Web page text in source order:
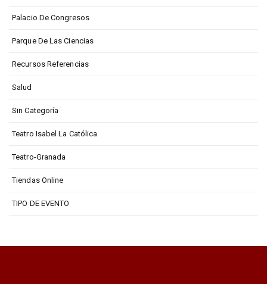
Palacio De Congresos
Parque De Las Ciencias
Recursos Referencias
Salud
Sin Categoría
Teatro Isabel La Católica
Teatro-Granada
Tiendas Online
TIPO DE EVENTO